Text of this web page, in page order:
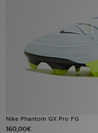
Nike Phantom GX Pro FG
160,00€
Minun JD